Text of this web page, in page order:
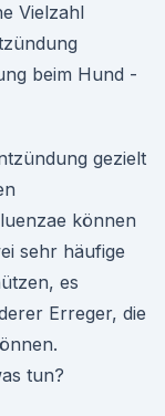
Vielzahl
beim Hund -
gezielt
können
sehr häufige
es
Erreger, die
tun?